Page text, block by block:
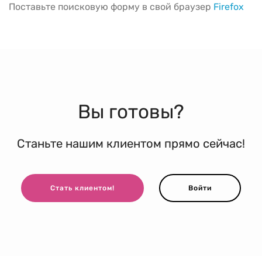
Поставьте поисковую форму в свой браузер Firefox
Вы готовы?
Станьте нашим клиентом прямо сейчас!
Стать клиентом! Войти